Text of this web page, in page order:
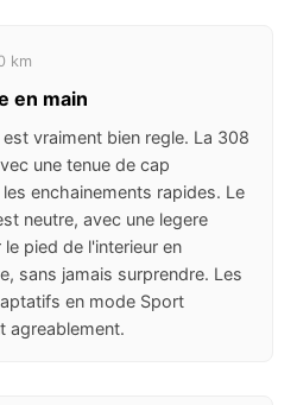
km
en main
vraiment bien regle. La 308
une tenue de cap
enchainements rapides. Le
neutre, avec une legere
pied de l'interieur en
sans jamais surprendre. Les
en mode Sport
agreablement.